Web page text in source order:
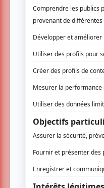
Note :
Le temps
oeuvres